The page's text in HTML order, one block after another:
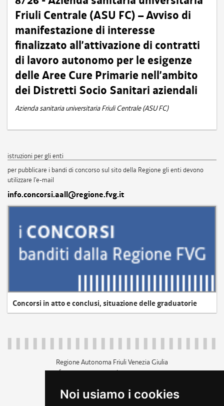
Noi usiamo i cookies
Friuli Centrale (ASU FC) – Avviso di
manifestazione di interesse
finalizzato all’attivazione di contratti
di lavoro autonomo per le esigenze
delle Aree Cure Primarie nell’ambito
dei Distretti Socio Sanitari aziendali
Azienda sanitaria universitaria Friuli Centrale (ASU FC)
istruzioni per gli enti
per pubblicare i bandi di concorso sul sito della Regione gli enti devono
utilizzare l'e-mail
info.concorsi.aall@regione.fvg.it
Concorsi in atto e conclusi, situazione delle graduatorie
Regione Autonoma Friuli Venezia Giulia
c.f. 80014930327; p.iva 00526040324
+39 040 3771111